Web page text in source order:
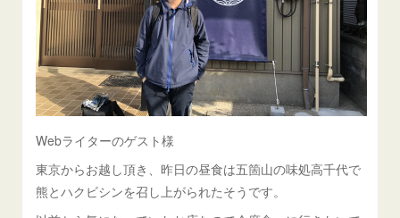
Webライターのゲスト様
東京からお越し頂き、昨日の昼食は五箇山の味処高千代で
熊とハクビシンを召し上がられたそうです。